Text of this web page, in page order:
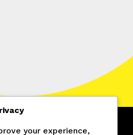
REDES SOCIALES!
your experience,